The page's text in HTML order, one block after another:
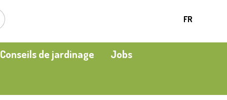
FR
Conseils de jardinage
Jobs